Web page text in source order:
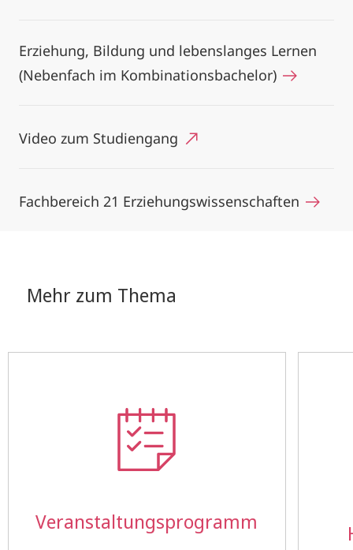
Erziehung, Bildung und lebenslanges Lernen
(Nebenfach im Kombinationsbachelor)
Video zum Studiengang
Fachbereich 21 Erziehungswissenschaften
Mehr zum Thema
Veranstaltungs­programm